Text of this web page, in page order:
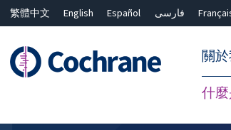
繁體中文 English Español فارسی
關
什